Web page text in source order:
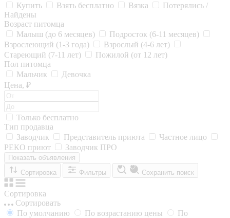
Купить
Взять бесплатно Вязка
Потерялись /
Найдены
Возраст питомца
Малыш (до 6 месяцев)
Подросток (6-11 месяцев)
Взрослеющий (1-3 года)
Взрослый (4-6 лет)
Стареющий (7-11 лет)
Пожилой (от 12 лет)
Пол питомца
Мальчик
Девочка
Цена, ₽
Только бесплатно
Тип продавца
Заводчик
Представитель приюта
Частное лицо
РЕКО приют
Заводчик ПРО
Показать объявления
Сортировка
Фильтры Сохранить поиск
Сортировка
Сортировать
По умолчанию
По возрастанию цены
По